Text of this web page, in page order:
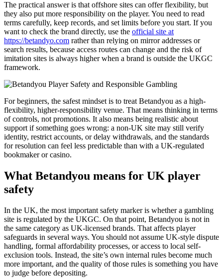
The practical answer is that offshore sites can offer flexibility, but
they also put more responsibility on the player. You need to read
terms carefully, keep records, and set limits before you start. If you
want to check the brand directly, use the official site at
https://betandyo.com rather than relying on mirror addresses or
search results, because access routes can change and the risk of
imitation sites is always higher when a brand is outside the UKGC
framework.
For beginners, the safest mindset is to treat Betandyou as a high-
flexibility, higher-responsibility venue. That means thinking in terms
of controls, not promotions. It also means being realistic about
support if something goes wrong: a non-UK site may still verify
identity, restrict accounts, or delay withdrawals, and the standards
for resolution can feel less predictable than with a UK-regulated
bookmaker or casino.
What Betandyou means for UK player
safety
In the UK, the most important safety marker is whether a gambling
site is regulated by the UKGC. On that point, Betandyou is not in
the same category as UK-licensed brands. That affects player
safeguards in several ways. You should not assume UK-style dispute
handling, formal affordability processes, or access to local self-
exclusion tools. Instead, the site’s own internal rules become much
more important, and the quality of those rules is something you have
to judge before depositing.